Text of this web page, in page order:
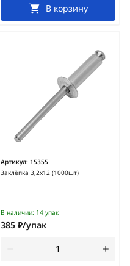
В корзину
Артикул: 15355
Заклёпка 3,2х12 (1000шт)
В наличии: 14 упак
385 ₽/упак